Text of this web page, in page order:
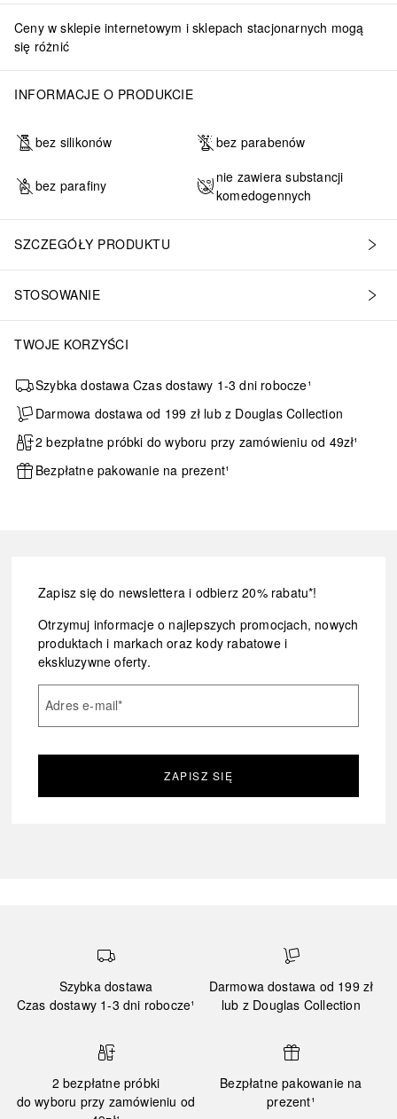
Ceny w sklepie internetowym i sklepach stacjonarnych mogą
się różnić
INFORMACJE O PRODUKCIE
bez silikonów bez parabenów
bez parafiny
nie zawiera substancji
komedogennych
SZCZEGÓŁY PRODUKTU
STOSOWANIE
TWOJE KORZYŚCI
Szybka dostawa Czas dostawy 1-3 dni robocze¹
Darmowa dostawa od 199 zł lub z Douglas Collection
2 bezpłatne próbki do wyboru przy zamówieniu od 49zł¹
Bezpłatne pakowanie na prezent¹
Zapisz się do newslettera i odbierz 20% rabatu*!
Otrzymuj informacje o najlepszych promocjach, nowych
produktach i markach oraz kody rabatowe i
ekskluzywne oferty.
Adres e-mail*
ZAPISZ SIĘ
Szybka dostawa
Czas dostawy 1-3 dni robocze¹
Darmowa dostawa od 199 zł
lub z Douglas Collection
2 bezpłatne próbki
do wyboru przy zamówieniu od
Bezpłatne pakowanie na
prezent¹